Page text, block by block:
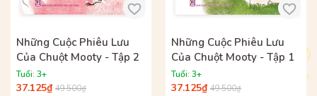
Những Cuộc Phiêu Lưu
Của Chuột Mooty - Tập 2
Tuổi: 3+
37.125₫ 49.500₫
Những Cuộc Phiêu Lưu
Của Chuột Mooty - Tập 1
Tuổi: 3+
37.125₫ 49.500₫